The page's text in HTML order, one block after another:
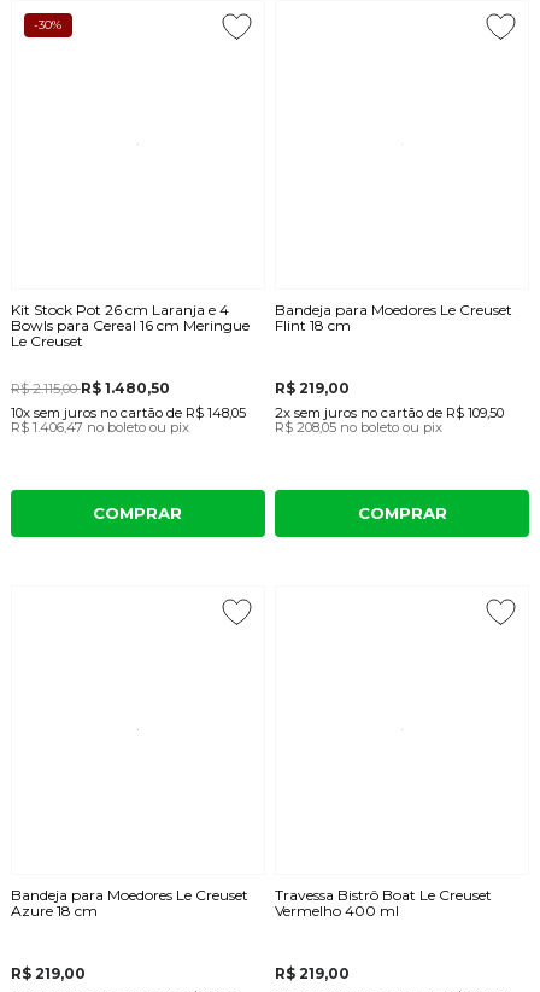
-30%
Kit Stock Pot 26 cm Laranja e 4
Bowls para Cereal 16 cm Meringue
Le Creuset
R$ 2.115,00R$ 1.480,50
10x sem juros no cartãode R$ 148,05
R$ 1.406,47 no boleto ou pix
COMPRAR
Bandeja para Moedores Le Creuset
Flint 18 cm
R$ 219,00
2x sem juros no cartão de R$ 109,50
R$ 208,05 no boleto ou pix
COMPRAR
Bandeja para Moedores Le Creuset
Azure 18 cm
R$ 219,00
Travessa Bistrô Boat Le Creuset
Vermelho 400 ml
R$ 219,00